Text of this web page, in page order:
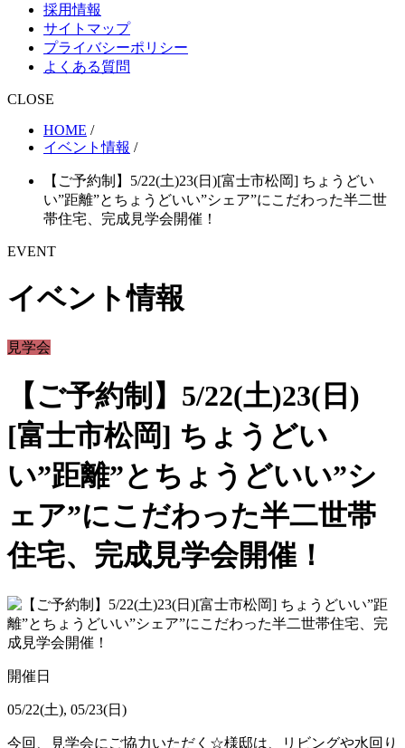
採用情報
サイトマップ
プライバシーポリシー
よくある質問
CLOSE
HOME /
イベント情報 /
【ご予約制】5/22(土)23(日)[富士市松岡] ちょうどい
い”距離”とちょうどいい”シェア”にこだわった半二世
帯住宅、完成見学会開催！
EVENT
イベント情報
見学会
【ご予約制】5/22(土)23(日)
[富士市松岡] ちょうどい
い”距離”とちょうどいい”シ
ェア”にこだわった半二世帯
住宅、完成見学会開催！
開催日
05/22(土), 05/23(日)
今回、見学会にご協力いただく☆様邸は、リビングや水回り